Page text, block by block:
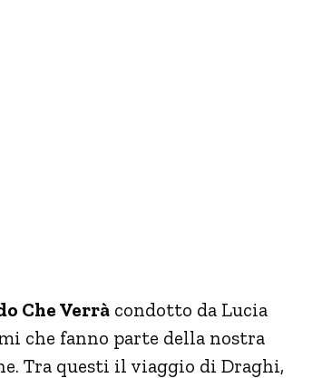
Che Verrà condotto da Lucia
che fanno parte della nostra
Tra questi il viaggio di Draghi,